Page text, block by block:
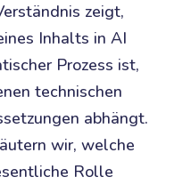
zeigt,
Inhalts in AI
Prozess ist,
technischen
abhängt.
wir, welche
Rolle